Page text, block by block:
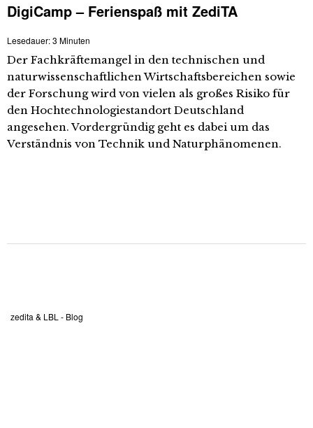
DigiCamp – Ferienspaß mit ZediTA
Lesedauer:3 Minuten
Der Fachkräftemangel in den technischen und
naturwissenschaftlichen Wirtschaftsbereichen sowie
der Forschung wird von vielen als großes Risiko für
den Hochtechnologiestandort Deutschland
angesehen. Vordergründig geht es dabei um das
Verständnis von Technik und Naturphänomenen.
zedita & LBL - Blog